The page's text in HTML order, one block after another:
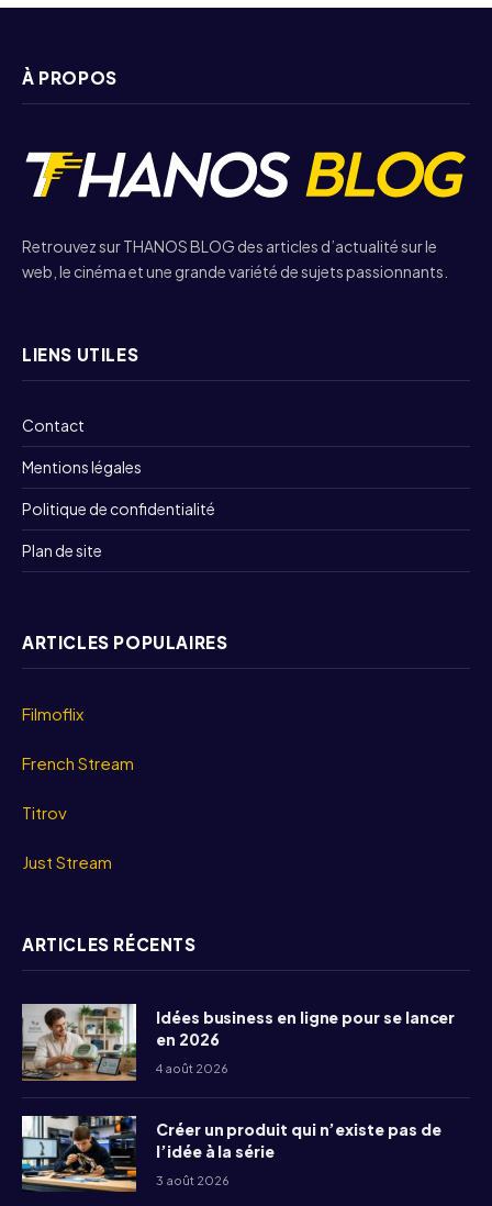
À PROPOS
Retrouvez sur THANOS BLOG des articles d’actualité sur le
web, le cinéma et une grande variété de sujets passionnants.
LIENS UTILES
Contact
Mentions légales
Politique de confidentialité
Plan de site
ARTICLES POPULAIRES
Filmoflix
French Stream
Titrov
Just Stream
ARTICLES RÉCENTS
Idées business en ligne pour se lancer
en 2026
4 août 2026
Créer un produit qui n’existe pas de
l’idée à la série
3 août 2026